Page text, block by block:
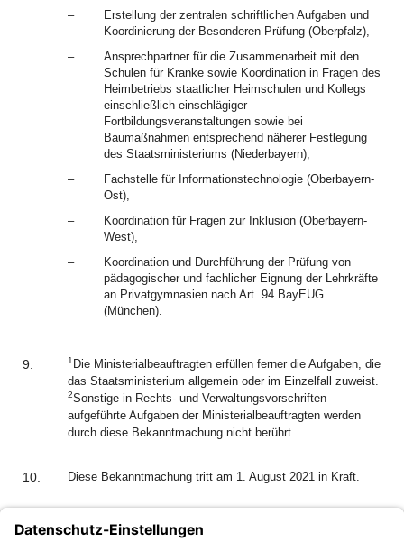
–
Erstellung der zentralen schriftlichen Aufgaben und
Koordinierung der Besonderen Prüfung (Oberpfalz),
–
Ansprechpartner für die Zusammenarbeit mit den
Schulen für Kranke sowie Koordination in Fragen des
Heimbetriebs staatlicher Heimschulen und Kollegs
einschließlich einschlägiger
Fortbildungsveranstaltungen sowie bei
Baumaßnahmen entsprechend näherer Festlegung
des Staatsministeriums (Niederbayern),
–
Fachstelle für Informationstechnologie (Oberbayern-
Ost),
–
Koordination für Fragen zur Inklusion (Oberbayern-
West),
–
Koordination und Durchführung der Prüfung von
pädagogischer und fachlicher Eignung der Lehrkräfte
an Privatgymnasien nach Art. 94 BayEUG
(München).
9. 1 Die Ministerialbeauftragten erfüllen ferner die Aufgaben, die
das Staatsministerium allgemein oder im Einzelfall zuweist.
2Sonstige in Rechts- und Verwaltungsvorschriften
aufgeführte Aufgaben der Ministerialbeauftragten werden
durch diese Bekanntmachung nicht berührt.
10. Diese Bekanntmachung tritt am 1. August 2021 in Kraft.